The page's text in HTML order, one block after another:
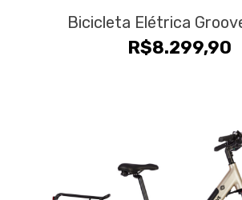
Bicicleta Elétrica
R$8.299,90